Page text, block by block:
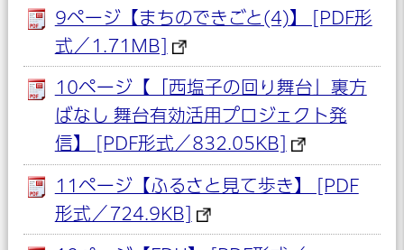
9ページ【まちのできごと(4)】 [PDF形
式／1.71MB]
10ページ【「西塩子の回り舞台」裏方
ばなし 舞台有効活用プロジェクト発
信】 [PDF形式／832.05KB]
11ページ【ふるさと見て歩き】 [PDF
形式／724.9KB]